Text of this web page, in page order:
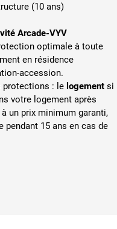
(10 ans)
Arcade-VYV
optimale à toute
en résidence
accession.
protections : le logement si
votre logement après
un prix minimum garanti,
pendant 15 ans en cas de